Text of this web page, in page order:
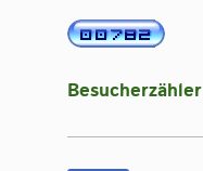
Besucherzähler